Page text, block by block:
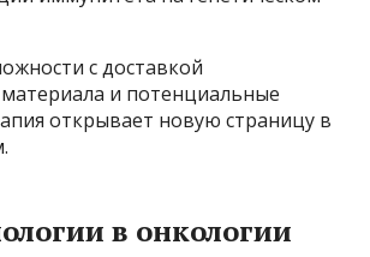
с доставкой
материала и потенциальные
открывает новую страницу в
в онкологии